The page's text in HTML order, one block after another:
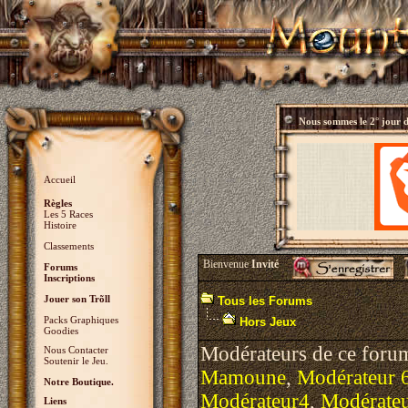
Accueil
Règles
Les 5 Races
Histoire
Classements
Forums
Inscriptions
Jouer son Trõll
Packs Graphiques
Goodies
Nous Contacter
Soutenir le Jeu.
Notre Boutique.
Liens
Nous sommes le2° jour
BienvenueInvité
Tous les Forums
Hors Jeux
Modérateurs de ce
Mamoune,Modérateur
Modérateur4,